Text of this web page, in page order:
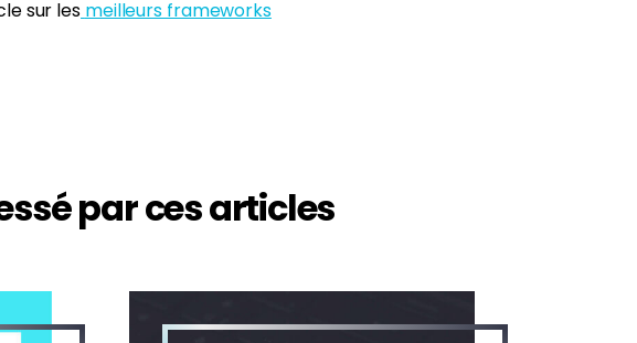
sur les meilleurs frameworks
par ces articles